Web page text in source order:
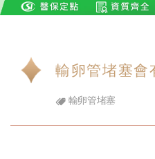
輸卵管堵塞會
輸卵管堵塞